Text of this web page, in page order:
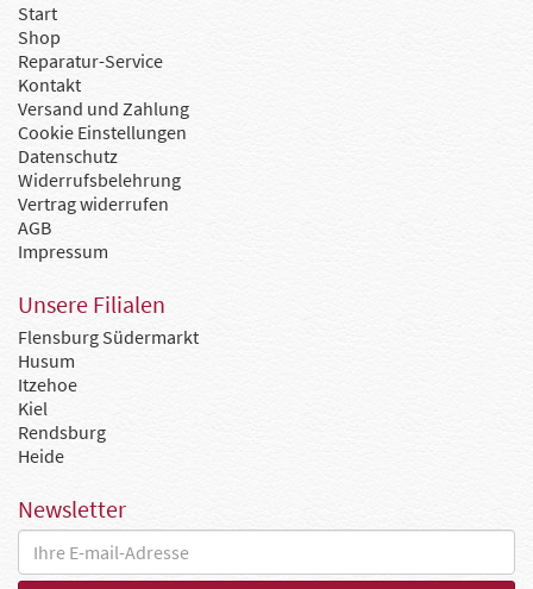
Start
Shop
Reparatur-Service
Kontakt
Versand und Zahlung
Cookie Einstellungen
Datenschutz
Widerrufsbelehrung
Vertrag widerrufen
AGB
Impressum
Unsere Filialen
Flensburg Südermarkt
Husum
Itzehoe
Kiel
Rendsburg
Heide
Newsletter